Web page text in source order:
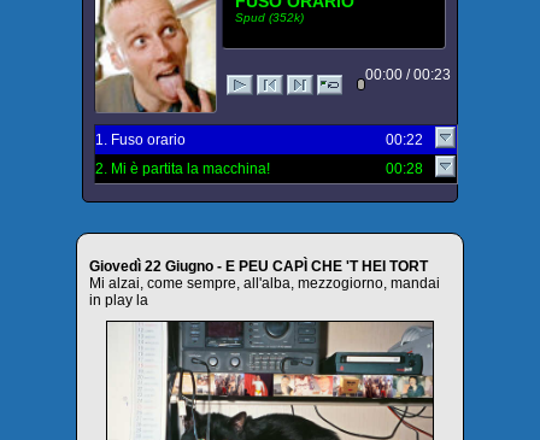
Spud (352k)
00:00 / 00:23
1. Fuso orario
00:22
2. Mi è partita la macchina!
00:28
Giovedì 22 Giugno - E PEU CAPÌ CHE 'T HEI TORT
Mi alzai, come sempre, all'alba, mezzogiorno, mandai
in play la